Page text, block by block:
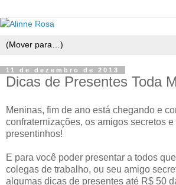
11 de dezembro de 2013
Dicas de Presentes Toda
Meninas, fim de ano está chegando e
confraternizações, os amigos secretos e
presentinhos!
E para você poder presentar a todos
colegas de trabalho, ou seu amigo
algumas dicas de presentes até R$ 50